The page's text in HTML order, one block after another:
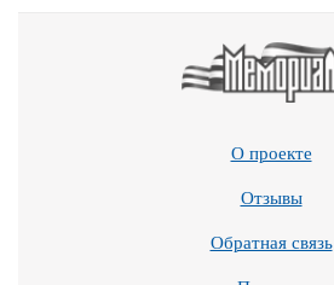
О проекте
Отзывы
Обратная связь